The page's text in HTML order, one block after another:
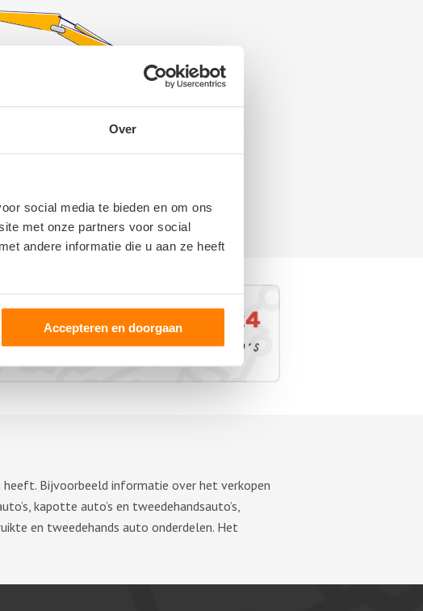
Over
social media te bieden en om ons
met onze partners voor social
andere informatie die u aan ze heeft
Accepteren en doorgaan
Bijvoorbeeld informatie over het verkopen
kapotte auto’s en tweedehandsauto’s,
en tweedehands auto onderdelen. Het